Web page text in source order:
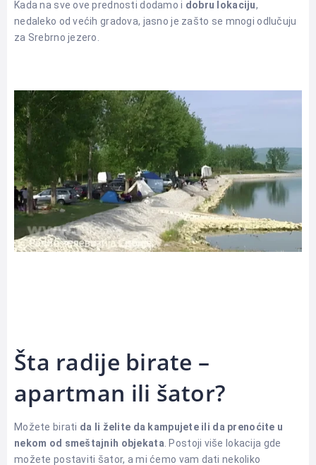
Kada na sve ove prednosti dodamo i dobru lokaciju,
nedaleko od većih gradova, jasno je zašto se mnogi odlučuju
za Srebrno jezero.
Šta radije birate –
apartman ili šator?
Možete birati da li želite da kampujete ili da prenoćite u
nekom od smeštajnih objekata . Postoji više lokacija gde
možete postaviti šator, a mi ćemo vam dati nekoliko